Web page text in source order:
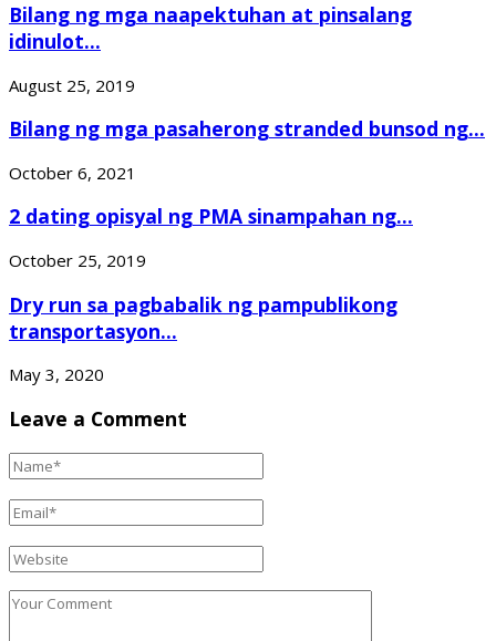
Bilang ng mga naapektuhan at pinsalang
idinulot...
August 25, 2019
Bilang ng mga pasaherong stranded bunsod ng...
October 6, 2021
2 dating opisyal ng PMA sinampahan ng...
October 25, 2019
Dry run sa pagbabalik ng pampublikong
transportasyon...
May 3, 2020
Leave a Comment